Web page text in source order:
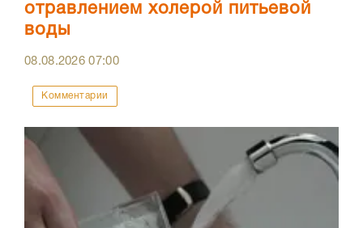
отравлением холерой питьевой
воды
08.08.202607:00
Комментарии